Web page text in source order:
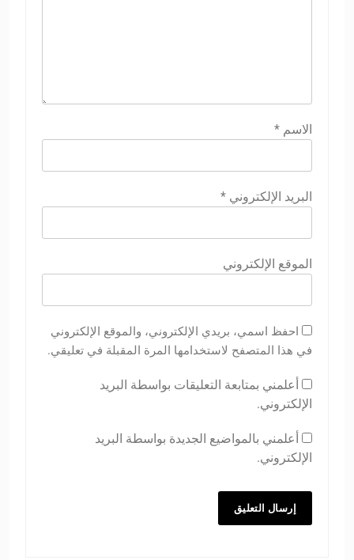
الاسم *
البريد الإلكتروني *
الموقع الإلكتروني
احفظ اسمي، بريدي الإلكتروني، والموقع الإلكتروني
في هذا المتصفح لاستخدامها المرة المقبلة في تعليقي.
أعلمني بمتابعة التعليقات بواسطة البريد
الإلكتروني.
أعلمني بالمواضيع الجديدة بواسطة البريد
الإلكتروني.